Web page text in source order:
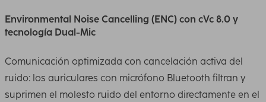
Environmental Noise Cancelling (ENC) con cVc 8.0 y
tecnología Dual-Mic
Comunicación optimizada con cancelación activa del
ruido: los auriculares con micrófono Bluetooth filtran y
suprimen el molesto ruido del entorno directamente en el